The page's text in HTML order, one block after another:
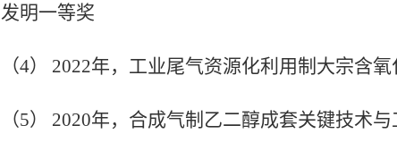
发明一等奖
（4） 2022年，工业尾气资源化利用制大宗含
（5） 2020年，合成气制乙二醇成套关键技术